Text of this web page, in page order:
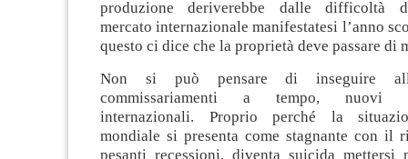
produzione deriverebbe dalle difficoltà
mercato internazionale manifestatesi l’anno
questo ci dice che la proprietà deve passare di
Non si può pensare di inseguire
commissariamenti a tempo, nuovi
internazionali. Proprio perché la
mondiale si presenta come stagnante con il
pesanti recessioni, diventa suicida